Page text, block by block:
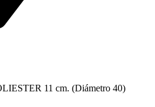
11 cm. (Diámetro 40)